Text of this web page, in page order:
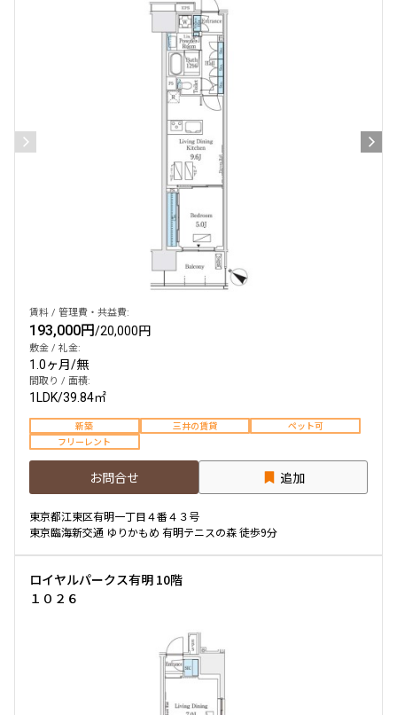
新築
3年以内
10年以内
20年以内
30年以内
駅から徒歩
1分以内
5分以内
15分以内
当社限定物件
専任物件
三井の賃貸物件
申込無し物件のみ表示
ペット可・相談
楽器可・相談
入居可能日
建物施設やお部屋の設備、方位、階数などの絞り込みが
設定する
賃料 / 管理費・共益費:
193,000円/20,000円
敷金 / 礼金:
1.0ヶ月/無
間取り / 面積:
1LDK/39.84㎡
新築 三井の賃貸
ペット可
フリーレント
お問合せ 追加
東京都江東区有明一丁目４番４３号
東京臨海新交通 ゆりかもめ 有明テニスの森 徒歩9分
ロイヤルパークス有明 10階
１０２６